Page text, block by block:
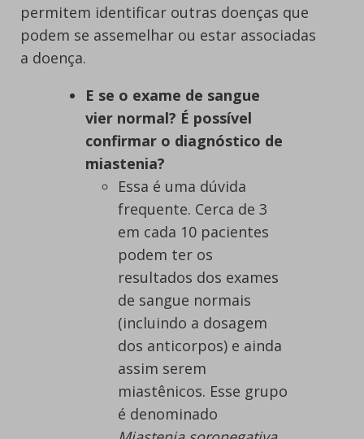
permitem identificar outras doenças que
podem se assemelhar ou estar associadas
a doença.
E se o exame de sangue
vier normal? É possível
confirmar o diagnóstico de
miastenia?
Essa é uma dúvida
frequente. Cerca de 3
em cada 10 pacientes
podem ter os
resultados dos exames
de sangue normais
(incluindo a dosagem
dos anticorpos) e ainda
assim serem
miastênicos. Esse grupo
é denominado